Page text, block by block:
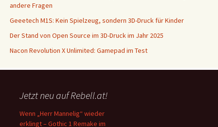
andere Fragen
Geeetech M1S: Kein Spielzeug, sondern 3D-Druck für Kinder
Der Stand von Open Source im 3D-Druck im Jahr 2025
Nacon Revolution X Unlimited: Gamepad im Test
Jetzt neu auf Rebell.at!
Wenn „Herr Mannelig“ wieder
erklingt – Gothic 1 Remake im